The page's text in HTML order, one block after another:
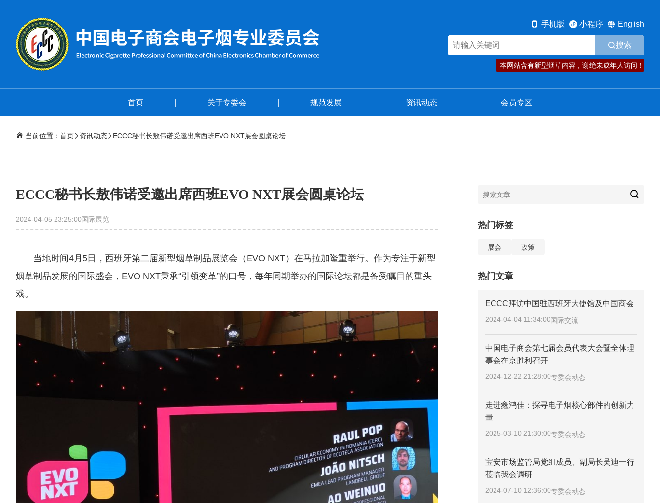
手机版 小程序 English
搜索
本网站含有新型烟草内容，谢绝未成年人访问！
首页 关于专委会 规范发展 资讯动态 会员专区
当前位置： 首页 资讯动态 ECCC秘书长敖伟诺受邀出席西班EVO NXT展会圆桌论坛
ECCC秘书长敖伟诺受邀出席西班EVO NXT展会圆桌论坛
2024-04-05 23:25:00国际展览
当地时间4月5日，西班牙第二届新型烟草制品展览会（EVO NXT）在马拉加隆重举行。作为专注于新型
烟草制品发展的国际盛会，EVO NXT秉承“引领变革”的口号，每年同期举办的国际论坛都是备受瞩目的重头
戏。
热门标签
展会 政策
热门文章
ECCC拜访中国驻西班牙大使馆及中国商会
2024-04-04 11:34:00国际交流
中国电子商会第七届会员代表大会暨全体理
事会在京胜利召开
2024-12-22 21:28:00专委会动态
走进鑫鸿佳：探寻电子烟核心部件的创新力
量
2025-03-10 21:30:00专委会动态
宝安市场监管局党组成员、副局长吴迪一行
莅临我会调研
2024-07-10 12:36:00专委会动态